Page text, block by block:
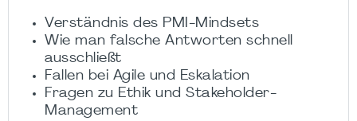
Verständnis des PMI-Mindsets
Wie man falsche Antworten schnell
ausschließt
Fallen bei Agile und Eskalation
Fragen zu Ethik und Stakeholder-
Management